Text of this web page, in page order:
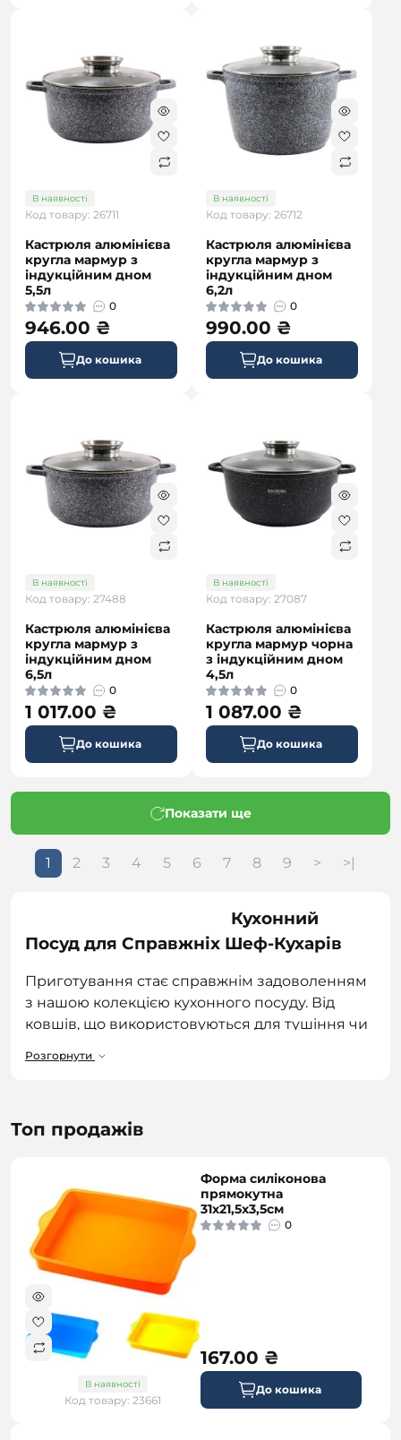
В наявності
Код товару: 26711
Кастрюля алюмінієва
кругла мармур з
індукційним дном
5,5л
0
946.00 ₴
До кошика
В наявності
Код товару: 26712
Кастрюля алюмінієва
кругла мармур з
індукційним дном
6,2л
0
990.00 ₴
До кошика
В наявності
Код товару: 27488
Кастрюля алюмінієва
кругла мармур з
індукційним дном
6,5л
0
1 017.00 ₴
До кошика
В наявності
Код товару: 27087
Кастрюля алюмінієва
кругла мармур чорна
з індукційним дном
4,5л
0
1 087.00 ₴
До кошика
Показати ще
1 2 3 4 5 6 7 8 9 > >|
Кухонний
Посуд для Справжніх Шеф-Кухарів
Приготування стає справжнім задоволенням
з нашою колекцією кухонного посуду. Від
ковшів, що використовуються для тушіння чи
створити ідеально золотисту скоринку на
задоволення від кулінарного мистецтва
Розгорнути
Топ продажів
В наявності
Код товару: 23661
Форма силіконова
прямокутна
31х21,5х3,5см
0
167.00 ₴
До кошика